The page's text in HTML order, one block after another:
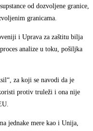
od dozvoljene granice,
granicama.
i Uprava za zaštitu bilja
analize u toku, pošiljka
za koji se navodi da je
protiv truleži i ona nije
jednake mere kao i Unija,